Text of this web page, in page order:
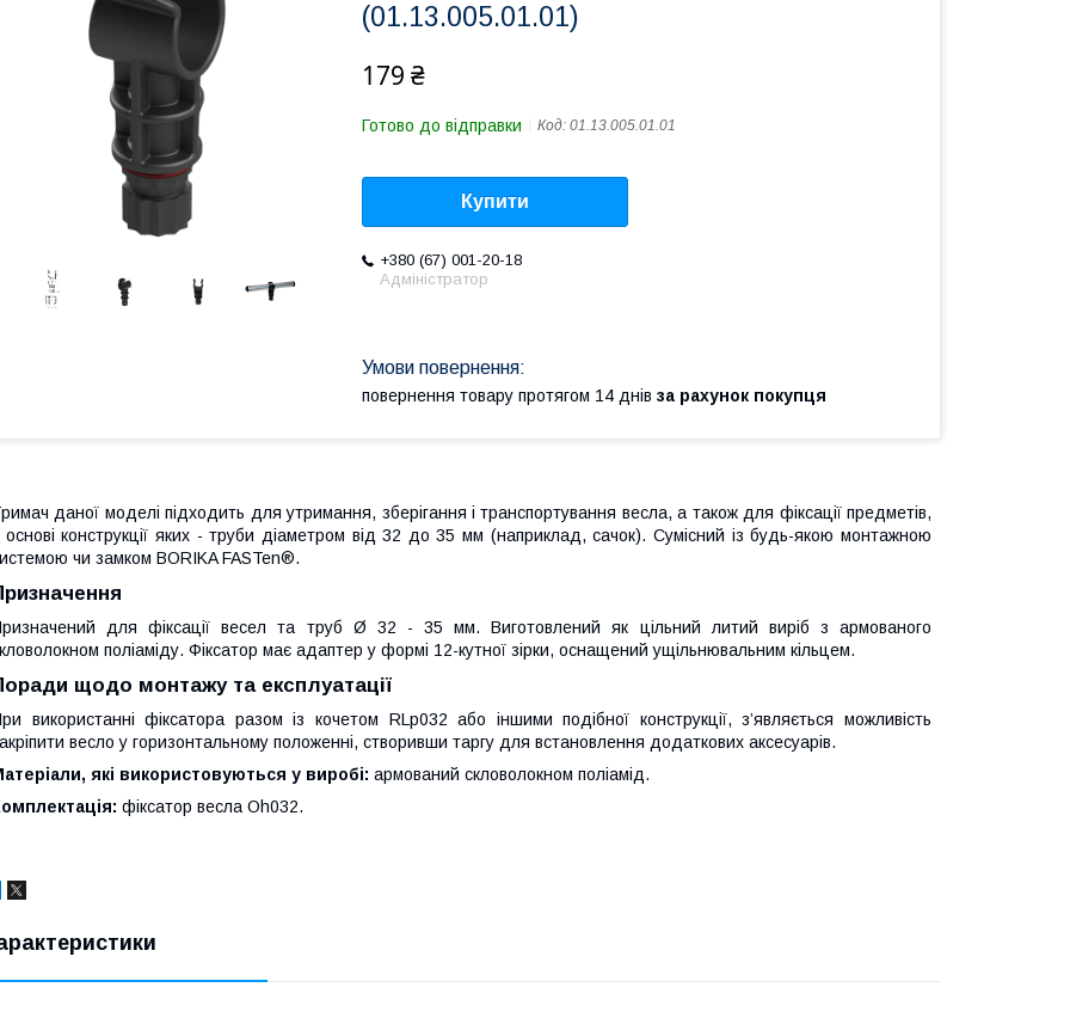
(01.13.005.01.01)
179 ₴
Готово до відправки Код: 01.13.005.01.01
Купити
+380 (67) 001-20-18
Адміністратор
повернення товару протягом 14 днів за рахунок покупця
даної моделі підходить для утримання, зберігання і транспортування весла, а також для фіксації предметів,
основі конструкції яких - труби діаметром від 32 до 35 мм (наприклад, сачок). Сумісний із будь-якою монтажною
чи замком BORIKA FASTen®.
для фіксації весел та труб Ø 32 - 35 мм. Виготовлений як цільний литий виріб з армованого
поліаміду. Фіксатор має адаптер у формі 12-кутної зірки, оснащений ущільнювальним кільцем.
щодо монтажу та експлуатації
використанні фіксатора разом із кочетом RLp032 або іншими подібної конструкції, з’являється можливість
весло у горизонтальному положенні, створивши таргу для встановлення додаткових аксесуарів.
які використовуються у виробі: армований скловолокном поліамід.
фіксатор весла Oh032.